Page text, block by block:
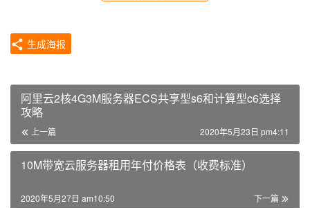
生成海报
阿里云2核4G3M服务器ECS共享型s6和计算型c6选择
攻略
上一篇 2020年5月23日 pm4:11
10M带宽云服务器租用年付价格表（收费标准）
下一篇
2020年5月27日 am10:50